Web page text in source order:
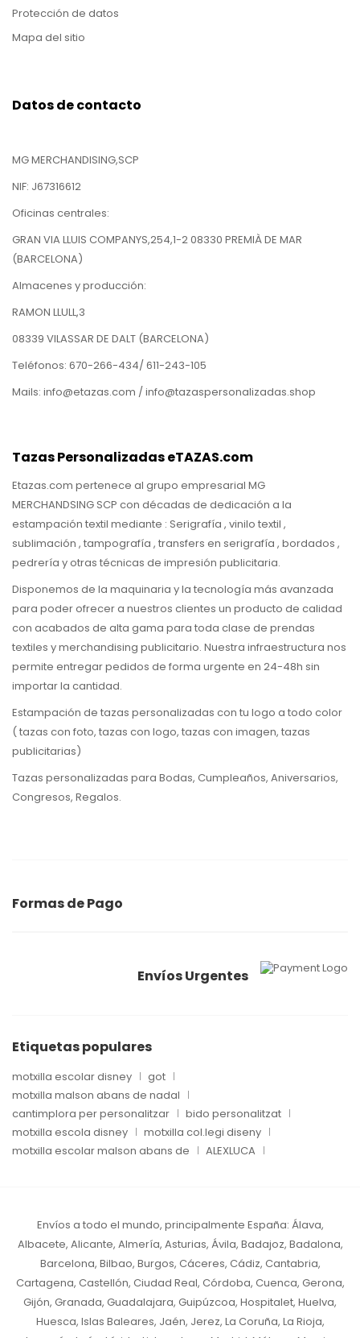
Protección de datos
Mapa del sitio
Datos de contacto
MG MERCHANDISING,SCP
NIF: J67316612
Oficinas centrales:
GRAN VIA LLUIS COMPANYS,254,1-2 08330 PREMIÀ DE MAR
(BARCELONA)
Almacenes y producción:
RAMON LLULL,3
08339 VILASSAR DE DALT (BARCELONA)
Teléfonos: 670-266-434/ 611-243-105
Mails: info@etazas.com / info@tazaspersonalizadas.shop
Tazas Personalizadas eTAZAS.com
Etazas.com pertenece al grupo empresarial MG
MERCHANDSING SCP con décadas de dedicación a la
estampación textil mediante : Serigrafía , vinilo textil ,
sublimación , tampografía , transfers en serigrafía , bordados ,
pedrería y otras técnicas de impresión publicitaria.
Disponemos de la maquinaria y la tecnología más avanzada
para poder ofrecer a nuestros clientes un producto de calidad
con acabados de alta gama para toda clase de prendas
textiles y merchandising publicitario. Nuestra infraestructura nos
permite entregar pedidos de forma urgente en 24-48h sin
importar la cantidad.
Estampación de tazas personalizadas con tu logo a todo color
( tazas con foto, tazas con logo, tazas con imagen, tazas
publicitarias)
Tazas personalizadas para Bodas, Cumpleaños, Aniversarios,
Congresos, Regalos.
Formas de Pago
Envíos Urgentes
Etiquetas populares
motxilla escolar disney
got
motxilla malson abans de nadal
cantimplora per personalitzar
bido personalitzat
motxilla escola disney
motxilla col.legi diseny
motxilla escolar malson abans de
ALEXLUCA
Envíos a todo el mundo, principalmente España: Álava,
Albacete, Alicante, Almería, Asturias, Ávila, Badajoz, Badalona,
Barcelona, Bilbao, Burgos, Cáceres, Cádiz, Cantabria,
Cartagena, Castellón, Ciudad Real, Córdoba, Cuenca, Gerona,
Gijón, Granada, Guadalajara, Guipúzcoa, Hospitalet, Huelva,
Huesca, Islas Baleares, Jaén, Jerez, La Coruña, La Rioja,